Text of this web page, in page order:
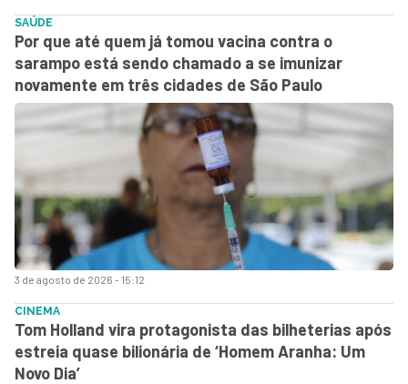
3 de agosto de 2026 - 15:12
SAÚDE
Por que até quem já tomou vacina contra o
sarampo está sendo chamado a se imunizar
novamente em três cidades de São Paulo
CINEMA
Tom Holland vira protagonista das bilheterias após
estreia quase bilionária de ‘Homem Aranha: Um
Novo Dia’